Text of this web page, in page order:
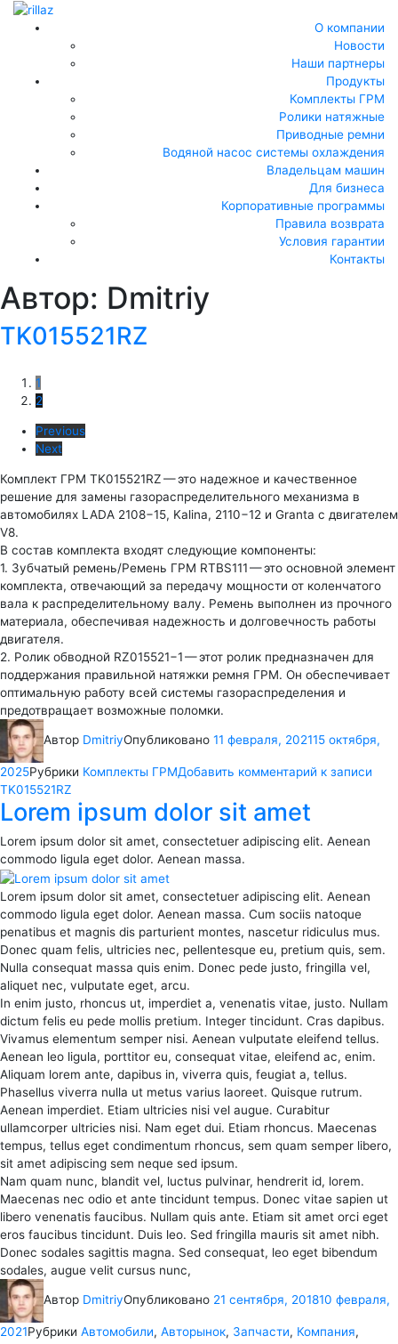
О компании
Новости
Наши партнеры
Продукты
Комплекты ГРМ
Ролики натяжные
Приводные ремни
Водяной насос системы охлаждения
Владельцам машин
Для бизнеса
Корпоративные программы
Правила возврата
Условия гарантии
Контакты
Автор: Dmitriy
TK015521RZ
1
2
Previous
Next
Комплект ГРМ TK015521RZ — это надежное и качественное
решение для замены газораспределительного механизма в
автомобилях LADA 2108−15, Kalina, 2110−12 и Granta с двигателем
V8.
В состав комплекта входят следующие компоненты:
1. Зубчатый ремень/Ремень ГРМ RTBS111 — это основной элемент
комплекта, отвечающий за передачу мощности от коленчатого
вала к распределительному валу. Ремень выполнен из прочного
материала, обеспечивая надежность и долговечность работы
двигателя.
2. Ролик обводной RZ015521−1 — этот ролик предназначен для
поддержания правильной натяжки ремня ГРМ. Он обеспечивает
оптимальную работу всей системы газораспределения и
предотвращает возможные поломки.
Автор DmitriyОпубликовано 11 февраля, 202115 октября,
2025Рубрики Комплекты ГРМДобавить комментарий к записи
TK015521RZ
Lorem ipsum dolor sit amet
Lorem ipsum dolor sit amet, consectetuer adipiscing elit. Aenean
commodo ligula eget dolor. Aenean massa.
Lorem ipsum dolor sit amet, consectetuer adipiscing elit. Aenean
commodo ligula eget dolor. Aenean massa. Cum sociis natoque
penatibus et magnis dis parturient montes, nascetur ridiculus mus.
Donec quam felis, ultricies nec, pellentesque eu, pretium quis, sem.
Nulla consequat massa quis enim. Donec pede justo, fringilla vel,
aliquet nec, vulputate eget, arcu.
In enim justo, rhoncus ut, imperdiet a, venenatis vitae, justo. Nullam
dictum felis eu pede mollis pretium. Integer tincidunt. Cras dapibus.
Vivamus elementum semper nisi. Aenean vulputate eleifend tellus.
Aenean leo ligula, porttitor eu, consequat vitae, eleifend ac, enim.
Aliquam lorem ante, dapibus in, viverra quis, feugiat a, tellus.
Phasellus viverra nulla ut metus varius laoreet. Quisque rutrum.
Aenean imperdiet. Etiam ultricies nisi vel augue. Curabitur
ullamcorper ultricies nisi. Nam eget dui. Etiam rhoncus. Maecenas
tempus, tellus eget condimentum rhoncus, sem quam semper libero,
sit amet adipiscing sem neque sed ipsum.
Nam quam nunc, blandit vel, luctus pulvinar, hendrerit id, lorem.
Maecenas nec odio et ante tincidunt tempus. Donec vitae sapien ut
libero venenatis faucibus. Nullam quis ante. Etiam sit amet orci eget
eros faucibus tincidunt. Duis leo. Sed fringilla mauris sit amet nibh.
Donec sodales sagittis magna. Sed consequat, leo eget bibendum
sodales, augue velit cursus nunc,
Автор DmitriyОпубликовано 21 сентября, 201810 февраля,
2021Рубрики Автомобили, Авторынок, Запчасти, Компания,